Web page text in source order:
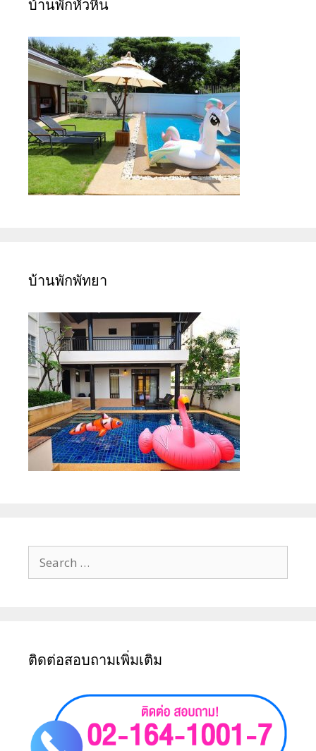
บ้านพักหัวหิน
บ้านพักพัทยา
ติดต่อสอบถามเพิ่มเติม